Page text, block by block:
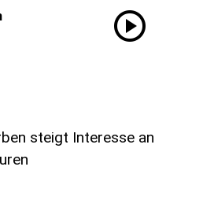
play_circle
steigt Interesse an